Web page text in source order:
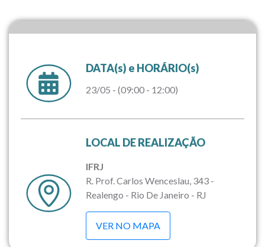
DATA(s) e HORÁRIO(s)
23/05 - (09:00 - 12:00)
LOCAL DE REALIZAÇÃO
IFRJ
R. Prof. Carlos Wenceslau, 343 -
Realengo - Rio De Janeiro - RJ
VER NO MAPA